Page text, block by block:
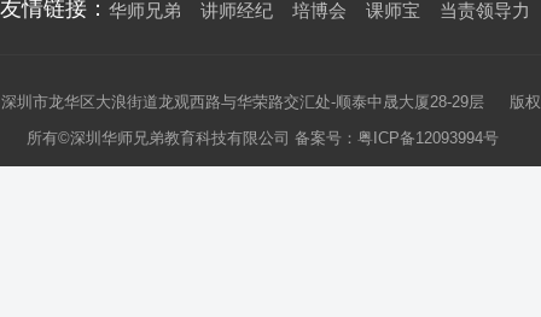
友情链接： 华师兄弟 讲师经纪 培博会 课师宝 当责领导力
深圳市龙华区大浪街道龙观西路与华荣路交汇处-顺泰中晟大厦28-29层 版权
所有©深圳华师兄弟教育科技有限公司 备案号： 粤ICP备12093994号